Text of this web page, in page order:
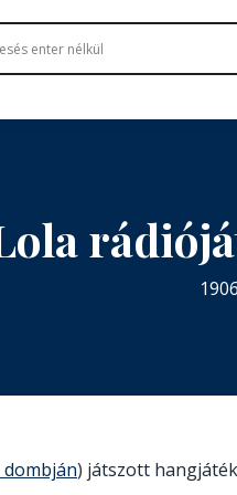
) játszott